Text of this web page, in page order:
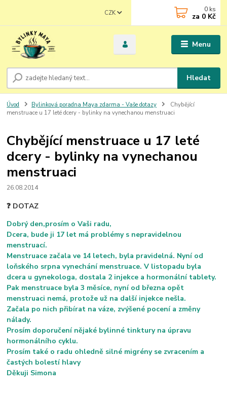
Menu
CZK
Hledat
0 ks
za 0 Kč
Úvod Bylinková poradna Maya zdarma - Vaše dotazy
Chybějící
menstruace u 17 leté dcery - bylinky na vynechanou menstruaci
Chybějící menstruace u 17 leté
dcery - bylinky na vynechanou
menstruaci
26.08.2014
❓ DOTAZ
Dobrý den,prosím o Vaši radu,
Dcera, bude ji 17 let má problémy s nepravidelnou
menstruací.
Menstruace začala ve 14 letech, byla pravidelná. Nyní od
loňského srpna vynechání menstruace. V listopadu byla
dcera u gynekologa, dostala 2 injekce a hormonální tablety.
Pak menstruace byla 3 měsíce, nyní od března opět
menstruaci nemá, protože už na další injekce nešla.
Začala po nich přibírat na váze, zvýšené pocení a změny
nálady.
Prosím doporučení nějaké bylinné tinktury na úpravu
hormonálního cyklu.
Prosím také o radu ohledně silné migrény se zvracením a
častých bolestí hlavy
Děkuji Simona